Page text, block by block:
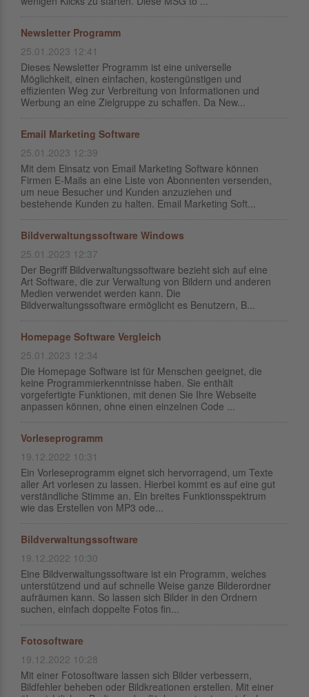
Newsletter Programm
25.01.2023 12:41
Dieses Newsletter Programm ist eine universelle
Möglichkeit, einen einfachen, kostengünstigen und
effizienten Weg zur Verbreitung von Informationen und
Werbung an eine Zielgruppe zu schaffen. Da New...
Email Marketing Software
25.01.2023 12:39
Mit dem Einsatz von Email Marketing Software können
Firmen E-Mails an eine Liste von Abonnenten versenden,
um neue Besucher und Kunden anzuziehen und
bestehende Kunden zu halten. Email Marketing Soft...
Bildverwaltungssoftware Windows
25.01.2023 12:37
Der Begriff Bildverwaltungssoftware bezieht sich auf eine
Art Software, die zur Verwaltung von Bildern und anderen
Medien verwendet werden kann. Die
Bildverwaltungssoftware ermöglicht es Benutzern, B...
Homepage Software Vergleich
25.01.2023 12:34
Die Homepage Software ist für Menschen geeignet, die
keine Programmierkenntnisse haben. Sie enthält
vorgefertigte Funktionen, mit denen Sie Ihre Webseite
anpassen können, ohne einen einzelnen Code ...
Vorleseprogramm
19.12.2022 10:31
Ein Vorleseprogramm eignet sich hervorragend, um Texte
aller Art vorlesen zu lassen. Hierbei kommt es auf eine gut
verständliche Stimme an. Ein breites Funktionsspektrum
wie das Erstellen von MP3 ode...
Bildverwaltungssoftware
19.12.2022 10:30
Eine Bildverwaltungssoftware ist ein Programm, welches
unterstützend und auf schnelle Weise ganze Bilderordner
aufräumen kann. So lassen sich Bilder in den Ordnern
suchen, einfach doppelte Fotos fin...
Fotosoftware
19.12.2022 10:28
Mit einer Fotosoftware lassen sich Bilder verbessern,
Bildfehler beheben oder Bildkreationen erstellen. Mit einer